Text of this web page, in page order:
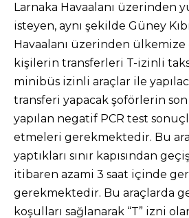
Larnaka Havaalanı üzerinden
isteyen, aynı şekilde Güney
Havaalanı üzerinden
kişilerin transferleri T-izinli
minibüs izinli araçlar ile
transferi yapacak şoförlerin
yapılan negatif PCR test
etmeleri gerekmektedir. Bu
yaptıkları sınır kapısından
itibaren azami 3 saat içinde
gerekmektedir. Bu araçlarda
koşulları sağlanarak “T” izni